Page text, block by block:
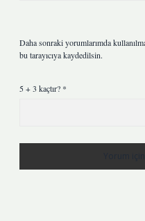
Daha sonraki yorumlarımda
bu tarayıcıya kaydedilsin.
5 + 3 kaçtır? *